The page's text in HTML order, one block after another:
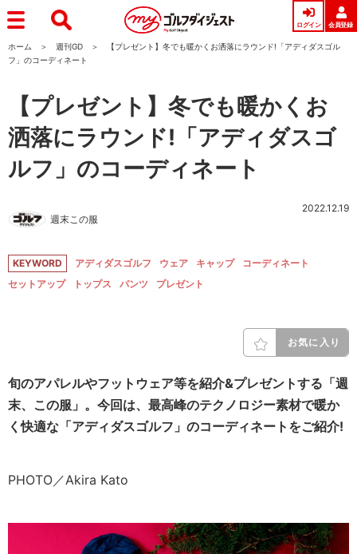
ログイン 会員登録
ホーム 週刊GD
【プレゼント】冬でも暖かくお洒落にラウンド!「アディダスゴル
フ」のコーディネート
【プレゼント】冬でも暖かくお
洒落にラウンド!「アディダスゴ
ルフ」のコーディネート
週末この服
2022.12.19
KEYWORD アディダスゴルフ ウェア キャップ
コーディネート
セットアップ
トップス パンツ プレゼント
お気に入り
旬のアパレルやフットウェア等を紹介&プレゼントする「週
末、この服」。今回は、最高峰のテクノロジー素材で暖か
く快適な「アディダスゴルフ」のコーディネートをご紹介!
PHOTO／Akira Kato